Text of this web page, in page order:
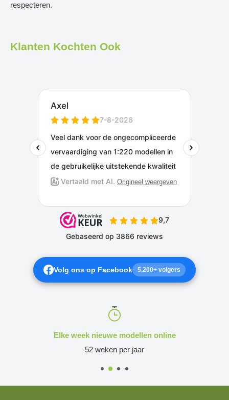
respecteren.
Klanten Kochten Ook
Volg ons op Facebook 5.200+ volgers
Elke week nieuwe modellen online
52 weken per jaar